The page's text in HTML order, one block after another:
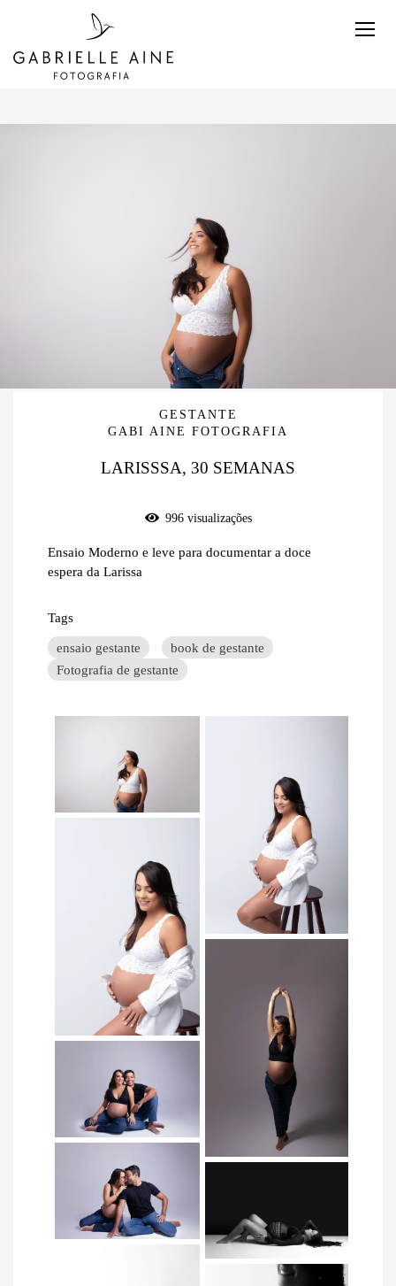
GESTANTE
GABI AINE FOTOGRAFIA
LARISSSA, 30 SEMANAS
996visualizações
Ensaio Moderno e leve para documentar a doce
espera da Larissa
Tags
ensaio gestante
book de gestante
Fotografia de gestante